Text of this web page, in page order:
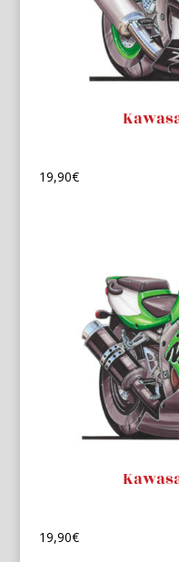
19,90€
19,90€